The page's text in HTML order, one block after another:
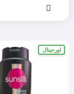
اورجینال